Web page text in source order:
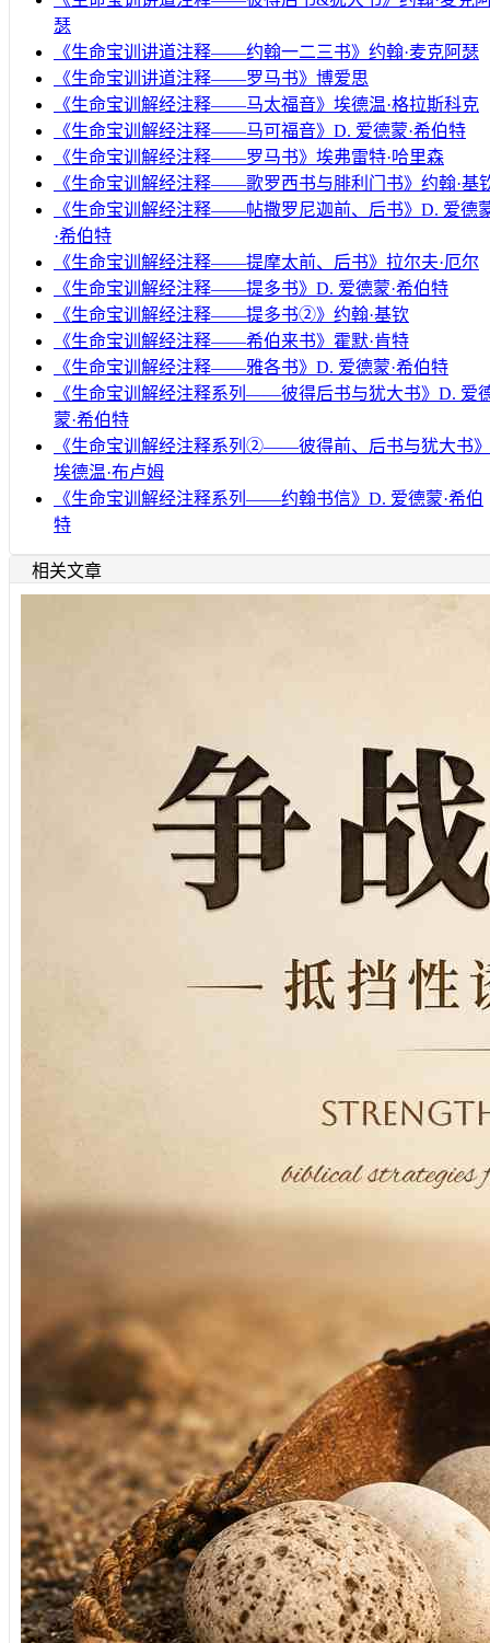
瑟
《生命宝训讲道注释——约翰一二三书》约翰·麦克阿瑟
《生命宝训讲道注释——罗马书》博爱思
《生命宝训解经注释——马太福音》埃德温·格拉斯科克
《生命宝训解经注释——马可福音》D. 爱德蒙·希伯特
《生命宝训解经注释——罗马书》埃弗雷特·哈里森
《生命宝训解经注释——歌罗西书与腓利门书》约翰·基
《生命宝训解经注释——帖撒罗尼迦前、后书》D. 爱德
·希伯特
《生命宝训解经注释——提摩太前、后书》拉尔夫·厄尔
《生命宝训解经注释——提多书》D. 爱德蒙·希伯特
《生命宝训解经注释——提多书②》约翰·基钦
《生命宝训解经注释——希伯来书》霍默·肯特
《生命宝训解经注释——雅各书》D. 爱德蒙·希伯特
《生命宝训解经注释系列——彼得后书与犹大书》D. 爱
蒙·希伯特
《生命宝训解经注释系列②——彼得前、后书与犹大书》
埃德温·布卢姆
《生命宝训解经注释系列——约翰书信》D. 爱德蒙·希伯
特
相关文章